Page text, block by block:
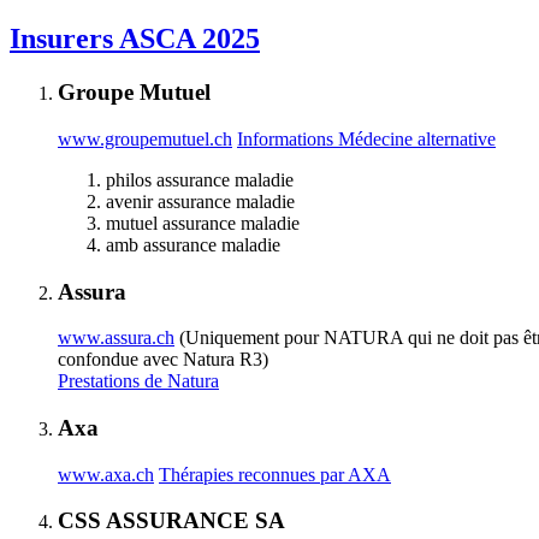
Insurers ASCA 2025
Groupe Mutuel
www.groupemutuel.ch Informations Médecine alternative
philos assurance maladie
avenir assurance maladie
mutuel assurance maladie
amb assurance maladie
Assura
www.assura.ch (Uniquement pour NATURA qui ne doit pas
confondue avec Natura R3)
Prestations de Natura
Axa
www.axa.ch Thérapies reconnues par AXA
CSS ASSURANCE SA